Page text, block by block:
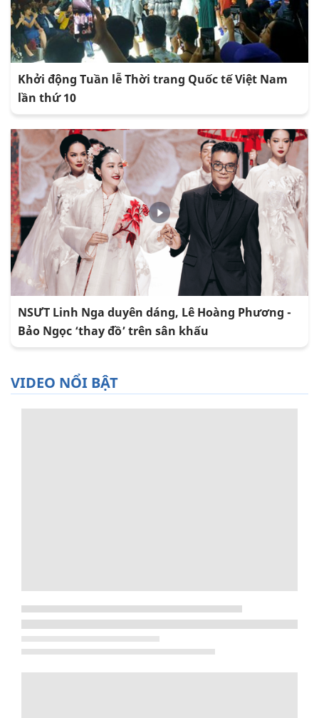
Khởi động Tuần lễ Thời trang Quốc tế Việt Nam
lần thứ 10
NSƯT Linh Nga duyên dáng, Lê Hoàng Phương -
Bảo Ngọc ‘thay đồ’ trên sân khấu
VIDEO NỔI BẬT